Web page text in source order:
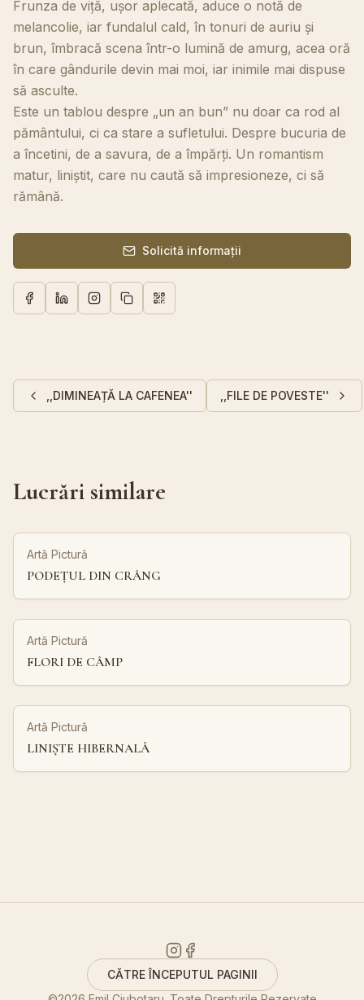
Frunza de viță, ușor aplecată, aduce o notă de
melancolie, iar fundalul cald, în tonuri de auriu și
brun, îmbracă scena într-o lumină de amurg, acea oră
în care gândurile devin mai moi, iar inimile mai dispuse
să asculte.
Este un tablou despre „un an bun” nu doar ca rod al
pământului, ci ca stare a sufletului. Despre bucuria de
a încetini, de a savura, de a împărți. Un romantism
matur, liniștit, care nu caută să impresioneze, ci să
rămână.
Solicită informații
,,DIMINEAȚĂ LA CAFENEA'' ,,FILE DE POVESTE''
Lucrări similare
Artă Pictură
PODEȚUL DIN CRÂNG
Artă Pictură
FLORI DE CÂMP
Artă Pictură
LINIȘTE HIBERNALĂ
CĂTRE ÎNCEPUTUL PAGINII